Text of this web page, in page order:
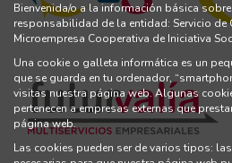
Bienvenida/o a la información básica
responsabilidad de la entidad: Servicio de
Microempresa Cooperativa de Iniciativa
Una cookie o galleta informática es un
que se guarda en tu ordenador,
visitas nuestra página web. Algunas
pertenecen a empresas externas que
página web.
Las cookies pueden ser de varios tipos: